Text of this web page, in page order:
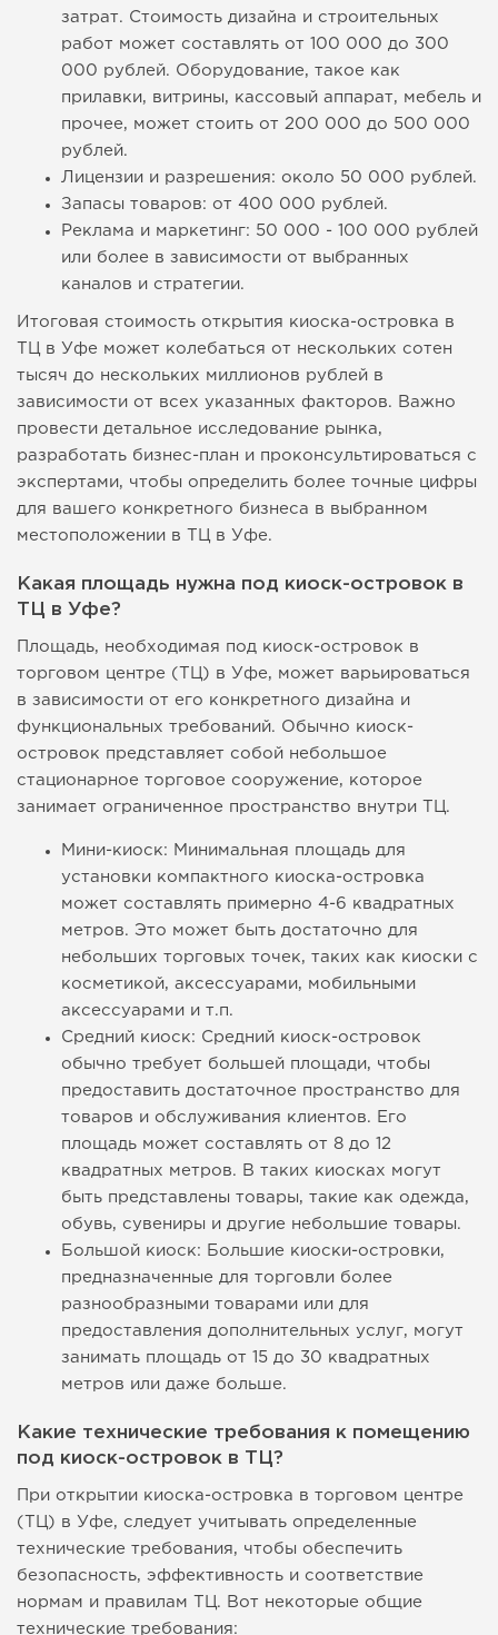
затрат. Стоимость дизайна и строительных
работ может составлять от 100 000 до 300
000 рублей. Оборудование, такое как
прилавки, витрины, кассовый аппарат, мебель и
прочее, может стоить от 200 000 до 500 000
рублей.
Лицензии и разрешения: около 50 000 рублей.
Запасы товаров: от 400 000 рублей.
Реклама и маркетинг: 50 000 - 100 000 рублей
или более в зависимости от выбранных
каналов и стратегии.
Итоговая стоимость открытия киоска-островка в
ТЦ в Уфе может колебаться от нескольких сотен
тысяч до нескольких миллионов рублей в
зависимости от всех указанных факторов. Важно
провести детальное исследование рынка,
разработать бизнес-план и проконсультироваться с
экспертами, чтобы определить более точные цифры
для вашего конкретного бизнеса в выбранном
местоположении в ТЦ в Уфе.
Какая площадь нужна под киоск-островок в
ТЦ в Уфе?
Площадь, необходимая под киоск-островок в
торговом центре (ТЦ) в Уфе, может варьироваться
в зависимости от его конкретного дизайна и
функциональных требований. Обычно киоск-
островок представляет собой небольшое
стационарное торговое сооружение, которое
занимает ограниченное пространство внутри ТЦ.
Мини-киоск: Минимальная площадь для
установки компактного киоска-островка
может составлять примерно 4-6 квадратных
метров. Это может быть достаточно для
небольших торговых точек, таких как киоски с
косметикой, аксессуарами, мобильными
аксессуарами и т.п.
Средний киоск: Средний киоск-островок
обычно требует большей площади, чтобы
предоставить достаточное пространство для
товаров и обслуживания клиентов. Его
площадь может составлять от 8 до 12
квадратных метров. В таких киосках могут
быть представлены товары, такие как одежда,
обувь, сувениры и другие небольшие товары.
Большой киоск: Большие киоски-островки,
предназначенные для торговли более
разнообразными товарами или для
предоставления дополнительных услуг, могут
занимать площадь от 15 до 30 квадратных
метров или даже больше.
Какие технические требования к помещению
под киоск-островок в ТЦ?
При открытии киоска-островка в торговом центре
(ТЦ) в Уфе, следует учитывать определенные
технические требования, чтобы обеспечить
безопасность, эффективность и соответствие
нормам и правилам ТЦ. Вот некоторые общие
технические требования: